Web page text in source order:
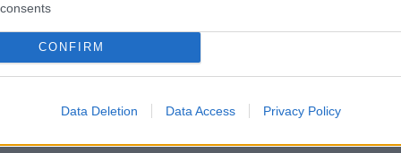
CONFIRM
Data Deletion Data Access Privacy Policy
ήταν η χαρά της ζωής αυτός ο τύπος που
τον έρωτα ενός γλύπτη με Ιταλικές ρίζες και
ζωγράφου, χωρίς να πάρει τίποτε από τις